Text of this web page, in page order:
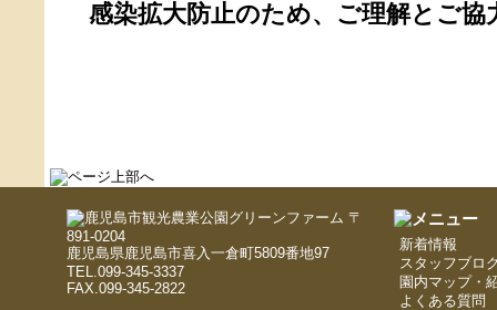
感染拡大防止のため、ご理解とご
〒
891-0204
鹿児島県鹿児島市喜入一倉町5809番地97
TEL.099-345-3337
FAX.099-345-2822
新着情報
スタッフブロ
園内マップ・
よくある質問